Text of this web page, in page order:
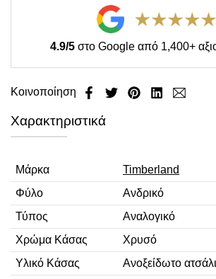
4.9/5 στο Google από 1,400+
Κοινοποίηση
Χαρακτηριστικά
Μάρκα
Timberland
Φύλο
Ανδρικό
Τύπος
Αναλογικό
Χρώμα Κάσας
Χρυσό
Υλικό Κάσας
Ανοξείδωτο ατσάλι